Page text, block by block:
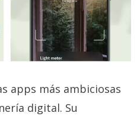
apps más ambiciosas
digital. Su